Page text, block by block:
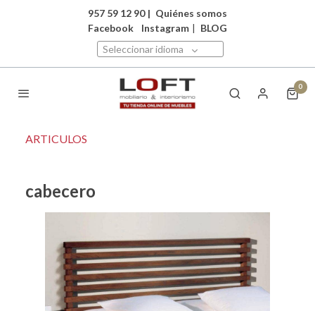
957 59 12 90 | Quiénes somos
Facebook
Instagram | BLOG
Seleccionar idioma
0
ARTICULOS
cabecero